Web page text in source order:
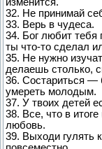
32. Не принимай
33. Верь в чудеса.
34. Бог любит тебя
ты что-то сделал
35. Не нужно
делаешь столько,
36. Состариться —
умереть молодым.
37. У твоих детей
38. Все, что в
любовь.
39. Выходи гулять